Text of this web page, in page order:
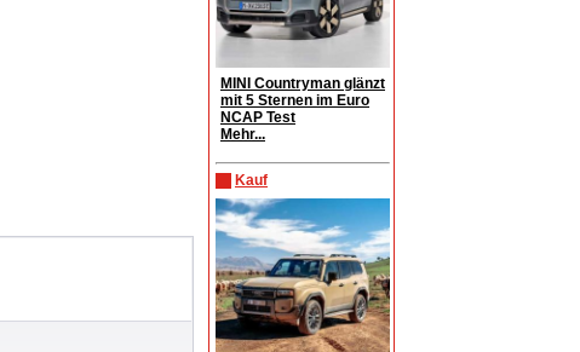
MINI Countryman glänzt
mit 5 Sternen im Euro
NCAP Test
Mehr...
Kauf